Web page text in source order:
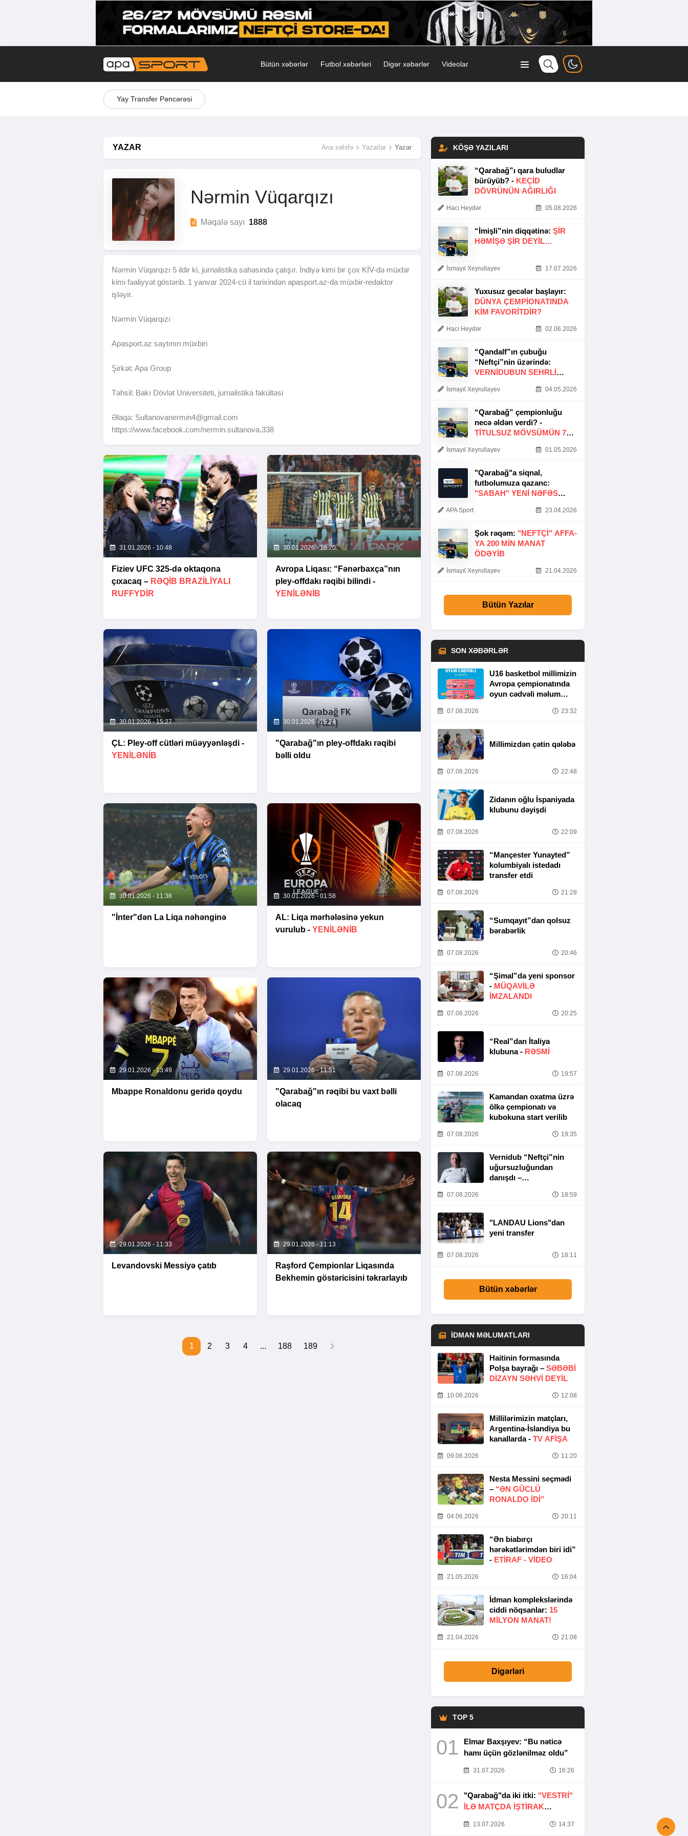
Bütün xəbərlər Futbol xəbərləri Digər xəbərlər Videolar
Yay Transfer Pəncərəsi
YAZAR Ana səhifə Yazarlar Yazar
Nərmin Vüqarqızı
Məqalə sayı 1888
Nərmin Vüqarqızı 5 ildir ki, jurnalistika sahəsində çalışır. İndiyə kimi bir çox KİV-də müxbir
kimi fəaliyyət göstərib. 1 yanvar 2024-cü il tarixindən apasport.az-da müxbir-redaktor
işləyir.
Nərmin Vüqarqızı
Apasport.az saytının müxbiri
Şirkət: Apa Group
Təhsil: Bakı Dövlət Universiteti, jurnalistika fakültəsi
Əlaqə: Sultanovanermin4@gmail.com
https://www.facebook.com/nermin.sultanova.338
31.01.2026 - 10:48
Fiziev UFC 325-də oktaqona
çıxacaq – RƏQIB BRAZILIYALI
RUFFYDIR
30.01.2026 - 16:20
Avropa Liqası: “Fənərbaxça”nın
pley-offdakı rəqibi bilindi -
YENİLƏNİB
30.01.2026 - 15:27
ÇL: Pley-off cütləri müəyyənləşdi -
YENİLƏNİB
30.01.2026 - 15:24
"Qarabağ"ın pley-offdakı rəqibi
bəlli oldu
30.01.2026 - 11:36
"İnter"dən La Liqa nəhənginə
30.01.2026 - 01:58
AL: Liqa mərhələsinə yekun
vurulub - YENİLƏNİB
29.01.2026 - 13:49
Mbappe Ronaldonu geridə qoydu
29.01.2026 - 11:51
"Qarabağ"ın rəqibi bu vaxt bəlli
olacaq
29.01.2026 - 11:33
Levandovski Messiyə çatıb
29.01.2026 - 11:13
Raşford Çempionlar Liqasında
Bekhemin göstəricisini təkrarlayıb
1 2 3 4 ... 188 189
KÖŞƏ YAZILARI
“Qarabağ”ı qara buludlar
bürüyüb? - KEÇID
DÖVRÜNÜN AĞIRLIĞI
Hacı Heydər 05.08.2026
“İmişli”nin diqqətinə: ŞIR
HƏMIŞƏ ŞIR DEYIL…
İsmayıl Xeyrullayev 17.07.2026
Yuxusuz gecələr başlayır:
DÜNYA ÇEMPIONATINDA
KIM FAVORITDIR?
Hacı Heydər 02.06.2026
“Qandalf”ın çubuğu
“Neftçi”nin üzərində:
VERNİDUBUN SEHRLİ
İsmayıl Xeyrullayev 04.05.2026
“Qarabağ” çempionluğu
necə əldən verdi? -
TITULSUZ MÖVSÜMÜN 7
İsmayıl Xeyrullayev 01.05.2026
"Qarabağ"a siqnal,
futbolumuza qazanc:
"SABAH" YENI NƏFƏS
APA Sport 23.04.2026
Şok rəqəm: "NEFTÇI" AFFA-
YA 200 MIN MANAT
ÖDƏYIB
İsmayıl Xeyrullayev 21.04.2026
Bütün Yazılar
SON XƏBƏRLƏR
U16 basketbol millimizin
Avropa çempionatında
oyun cədvəli məlum
07.08.2026 23:32
Millimizdən çətin qələbə
07.08.2026 22:48
Zidanın oğlu İspaniyada
klubunu dəyişdi
07.08.2026 22:09
“Mançester Yunayted”
kolumbiyalı istedadı
transfer etdi
07.08.2026 21:28
“Sumqayıt”dan qolsuz
bərabərlik
07.08.2026 20:46
“Şimal”da yeni sponsor
- MÜQAVİLƏ
İMZALANDI
07.08.2026 20:25
“Real”dan İtaliya
klubuna - RƏSMİ
07.08.2026 19:57
Kamandan oxatma üzrə
ölkə çempionatı və
kubokuna start verilib
07.08.2026 19:35
Vernidub “Neftçi”nin
uğursuzluğundan
danışdı –
TAMAMILƏ MƏNIM
07.08.2026 18:59
"LANDAU Lions"dan
yeni transfer
07.08.2026 18:11
Bütün xəbərlər
İDMAN MƏLUMATLARI
Haitinin formasında
Polşa bayrağı – SƏBƏBI
DIZAYN SƏHVI DEYIL
10.06.2026 12:08
Millilərimizin matçları,
Argentina-İslandiya bu
kanallarda - TV AFİŞA
09.06.2026 11:20
Nesta Messini seçmədi
– “ƏN GÜCLÜ
RONALDO IDI”
04.06.2026 20:11
“Ən biabırçı
hərəkətlərimdən biri idi”
- ETIRAF - VİDEO
21.05.2026 16:04
İdman komplekslərində
ciddi nöqsanlar: 15
MILYON MANAT!
21.04.2026 21:08
Digərləri
TOP 5
01
Elmar Baxşıyev: “Bu nəticə
hamı üçün gözlənilməz oldu”
31.07.2026 16:26
02 "Qarabağ"da iki itki: "VESTRİ"
İLƏ MATÇDA İŞTİRAK
13.07.2026 14:37